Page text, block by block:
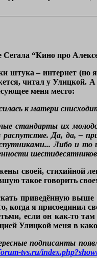
“Кино про
штука – интернет
читал у
меня место:
к матери
стандарты их
в распутстве. Да, да, –
Либо и то
своей, стихийной
такое говорить
приведённую выше
когда я присоединил
если он как-то
Улицкой меня в
подписанты
tvs.ru/